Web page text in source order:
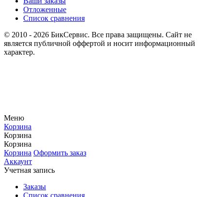
Отложенные
Список сравнения
© 2010 - 2026 БикСервис. Все права защищены. Сайт не
является публичной оффертой и носит информационный
характер.
Меню
Корзина
Корзина
Корзина
Корзина Оформить заказ
Аккаунт
Учетная запись
Заказы
Список сравнения